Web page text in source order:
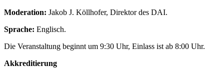
Moderation: Jakob J. Köllhofer, Direktor des DAI.
Sprache: Englisch.
Die Veranstaltung beginnt um 9:30 Uhr, Einlass ist ab 8:00 Uhr.
Akkreditierung